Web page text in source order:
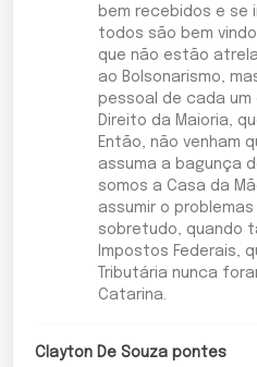
bem recebidos e se
todos são bem
que não estão
ao Bolsonarismo,
pessoal de cada
Direito da Maioria,
Então, não venham
assuma a bagunça
somos a Casa da
assumir o
sobretudo, quando
Impostos Federais,
Tributária nunca
Catarina.
Clayton De Souza pontes